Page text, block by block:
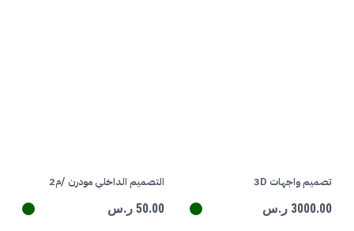
تصميم واجهات 3D
3000.00 ر.س
التصميم الداخلي مودرن /م2
50.00 ر.س